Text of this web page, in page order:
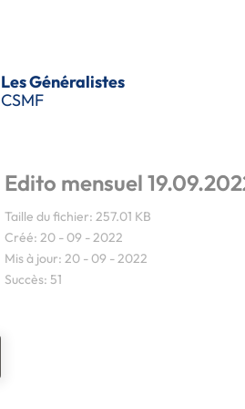
Les Généralistes
CSMF
Edito mensuel
Taille du fichier: 257.01 KB
Créé: 20 - 09 - 2022
Mis à jour: 20 - 09 - 2022
Succès: 51